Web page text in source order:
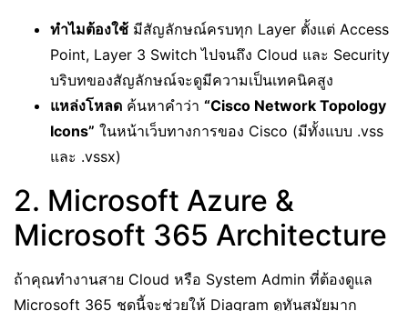
ทำไมต้องใช้ มีสัญลักษณ์ครบทุก Layer ตั้งแต่ Access
Point, Layer 3 Switch ไปจนถึง Cloud และ Security
บริบทของสัญลักษณ์จะดูมีความเป็นเทคนิคสูง
แหล่งโหลด ค้นหาคำว่า “Cisco Network Topology
Icons” ในหน้าเว็บทางการของ Cisco (มีทั้งแบบ .vss
และ .vssx)
2. Microsoft Azure &
Microsoft 365 Architecture
ถ้าคุณทำงานสาย Cloud หรือ System Admin ที่ต้องดูแล
Microsoft 365 ชุดนี้จะช่วยให้ Diagram ดูทันสมัยมาก